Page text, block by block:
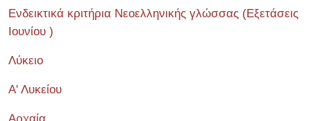
Ενδεικτικά κριτήρια Νεοελληνικής γλώσσας (Εξετάσεις
Ιουνίου )
Λύκειο
Α' Λυκείου